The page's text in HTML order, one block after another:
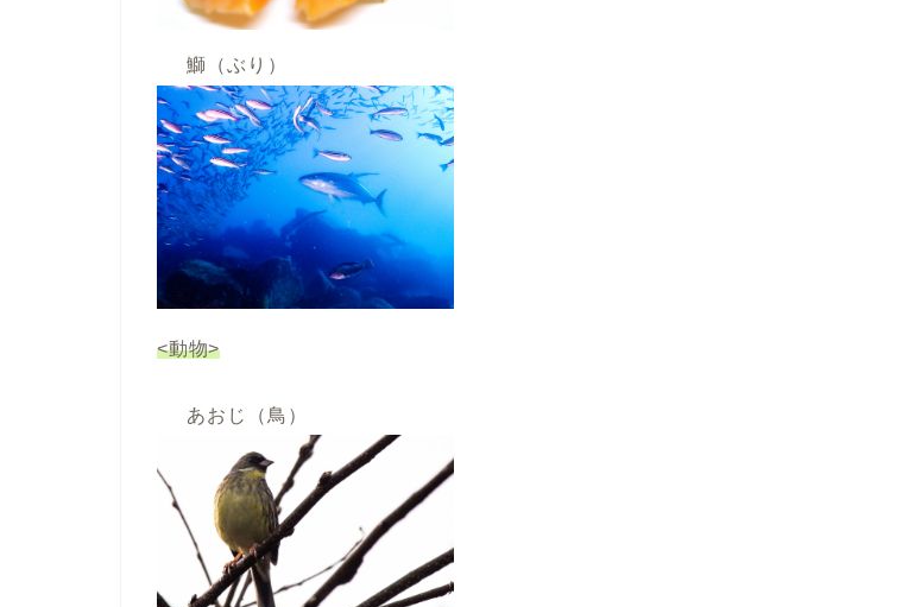
鰤（ぶり）
<動物>
あおじ（鳥）